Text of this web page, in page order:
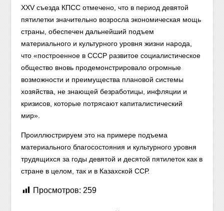
XXV съезда КПСС отмечено, что в период девятой
пятилетки значительно возросла экономическая мощь
страны, обеспечен дальнейший подъем
материального и культурного уровня жизни народа,
что «построенное в СССР развитое социалистическое
общество вновь продемонстрировало огромные
возможности и преимущества плановой системы
хозяйства, не знающей безработицы, инфляции и
кризисов, которые потрясают капиталистический
мир».
Проиллюстрируем это на примере подъема
материального благосостояния и культурного уровня
трудящихся за годы девятой и десятой пятилеток как в
стране в целом, так и в Казахской ССР.
Просмотров: 259